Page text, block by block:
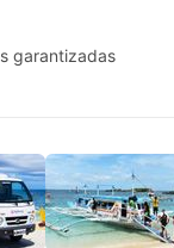
garantizadas